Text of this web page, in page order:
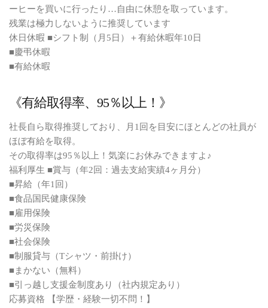
ーヒーを買いに行ったり…自由に休憩を取っています。
残業は極力しないように推奨しています
休日休暇 ■シフト制（月5日）＋有給休暇年10日
■慶弔休暇
■有給休暇
《有給取得率、95％以上！》
社長自ら取得推奨しており、月1回を目安にほとんどの社員が
ほぼ有給を取得。
その取得率は95％以上！気楽にお休みできますよ♪
福利厚生 ■賞与（年2回：過去支給実績4ヶ月分）
■昇給（年1回）
■食品国民健康保険
■雇用保険
■労災保険
■社会保険
■制服貸与（Tシャツ・前掛け）
■まかない（無料）
■引っ越し支援金制度あり（社内規定あり）
応募資格 【学歴・経験一切不問！】